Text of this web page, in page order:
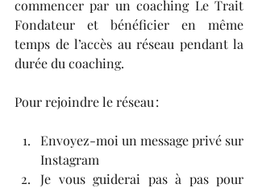
commencer par un coaching Le Trait
Fondateur et bénéficier en même
temps de l’accès au réseau pendant la
durée du coaching.
Pour rejoindre le réseau :
Envoyez-moi un message privé sur
Instagram
Je vous guiderai pas à pas pour